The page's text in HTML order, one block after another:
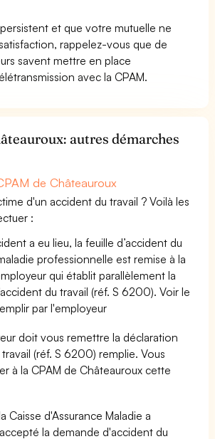
et que votre mutuelle ne
rappelez-vous que de
savent mettre en place
avec la CPAM.
autres démarches
de Châteauroux
d'un accident du travail ? Voilà les
:
a eu lieu, la feuille d’accident du
professionnelle est remise à la
qui établit parallèlement la
du travail (réf. S 6200). Voir le
par l'employeur
doit vous remettre la déclaration
travail (réf. S 6200) remplie. Vous
à la CPAM de Châteauroux cette
Caisse d'Assurance Maladie a
la demande d'accident du